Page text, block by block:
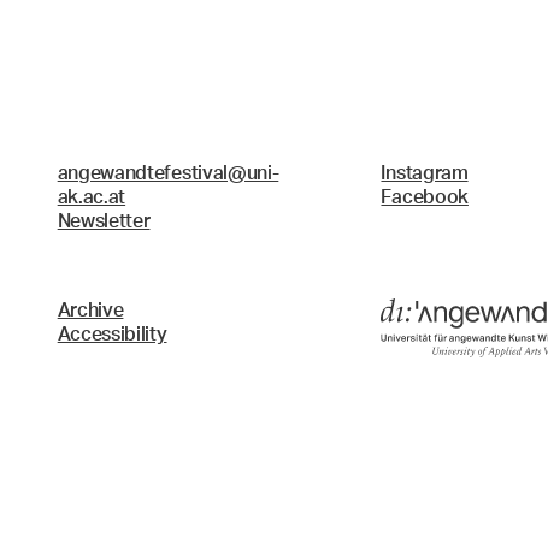
angewandtefestival@uni-
ak.ac.at
Newsletter
Instagram
Facebook
Archive
Accessibility